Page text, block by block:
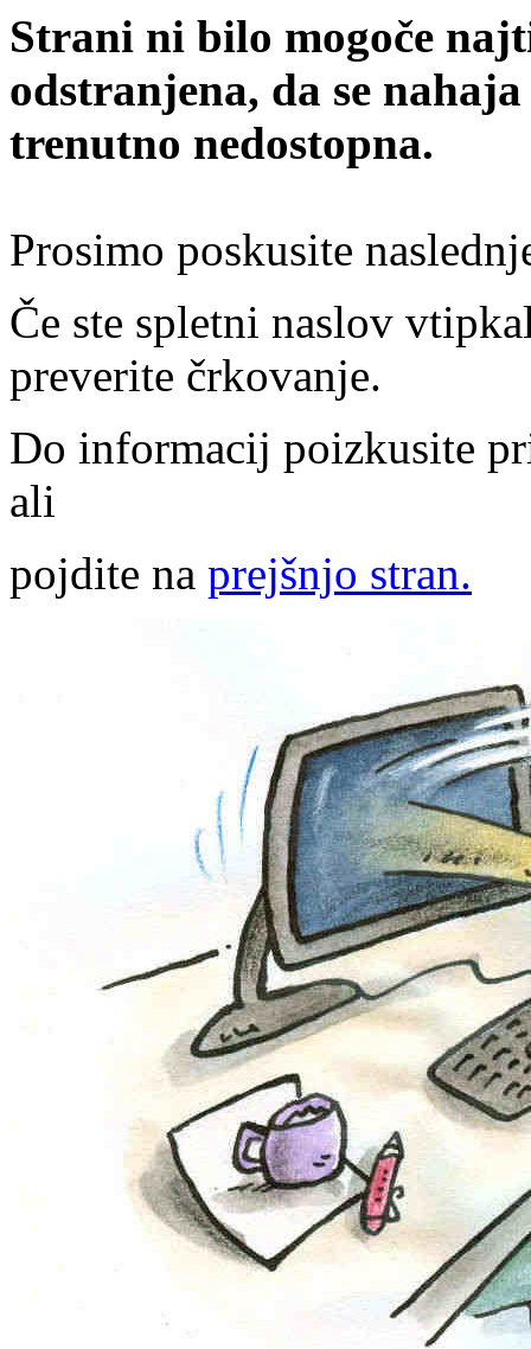
Strani ni bilo mogoče
odstranjena, da se
trenutno nedostopna.
Prosimo poskusite
Če ste spletni naslov
preverite črkovanje.
Do informacij poizkusite
ali
pojdite na prejšnjo stran.